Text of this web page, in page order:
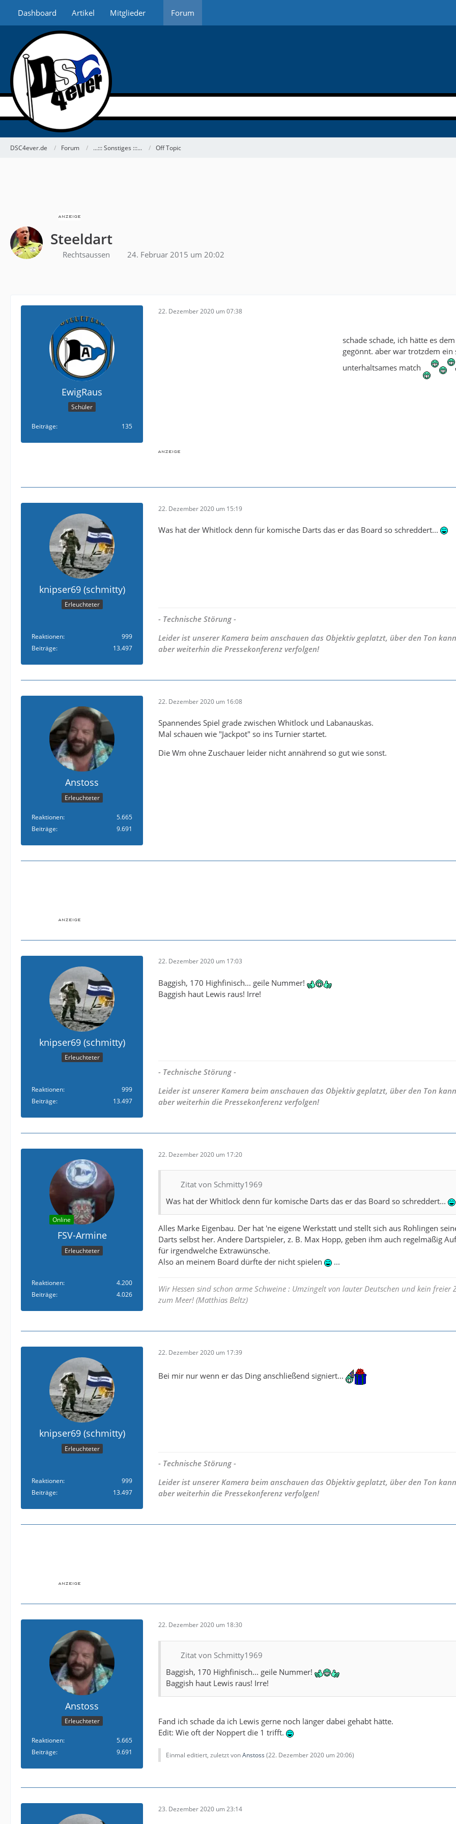
Dashboard Artikel Mitglieder Forum
DSC4ever.de Forum ...::: Sonstiges :::... Off Topic
Steeldart
Rechtsaussen 24. Februar 2015 um 20:02
EwigRaus
Schüler
Beiträge 135
22. Dezember 2020 um 07:38
schade schade, ich hätte es
gegönnt. aber war trotzdem ein
unterhaltsames match
knipser69 (schmitty)
Erleuchteter
Reaktionen
999
Beiträge
13.497
22. Dezember 2020 um 15:19
Was hat der Whitlock denn für komische Darts das er das Board so schreddert...
- Technische Störung -
Leider ist unserer Kamera beim anschauen das Objektiv geplatzt, über den Ton
aber weiterhin die Pressekonferenz verfolgen!
Anstoss
Erleuchteter
Reaktionen
5.665
Beiträge
9.691
22. Dezember 2020 um 16:08
Spannendes Spiel grade zwischen Whitlock und Labanauskas.
Mal schauen wie "Jackpot" so ins Turnier startet.
Die Wm ohne Zuschauer leider nicht annährend so gut wie sonst.
knipser69 (schmitty)
Erleuchteter
Reaktionen
999
Beiträge
13.497
22. Dezember 2020 um 17:03
Baggish, 170 Highfinisch... geile Nummer!
Baggish haut Lewis raus! Irre!
- Technische Störung -
Leider ist unserer Kamera beim anschauen das Objektiv geplatzt, über den Ton
aber weiterhin die Pressekonferenz verfolgen!
Online
FSV-Armine
Erleuchteter
Reaktionen
4.200
Beiträge
4.026
22. Dezember 2020 um 17:20
Zitat von Schmitty1969
Was hat der Whitlock denn für komische Darts das er das Board so schreddert...
Alles Marke Eigenbau. Der hat 'ne eigene Werkstatt und stellt sich aus Rohlingen
Darts selbst her. Andere Dartspieler, z. B. Max Hopp, geben ihm auch regelmäßig
für irgendwelche Extrawünsche.
Also an meinem Board dürfte der nicht spielen
...
Wir Hessen sind schon arme Schweine : Umzingelt von lauter Deutschen und kein freier
zum Meer! (Matthias Beltz)
knipser69 (schmitty)
Erleuchteter
Reaktionen
999
Beiträge
13.497
22. Dezember 2020 um 17:39
Bei mir nur wenn er das Ding anschließend signiert...
- Technische Störung -
Leider ist unserer Kamera beim anschauen das Objektiv geplatzt, über den Ton
aber weiterhin die Pressekonferenz verfolgen!
Anstoss
Erleuchteter
Reaktionen
5.665
Beiträge
9.691
22. Dezember 2020 um 18:30
Zitat von Schmitty1969
Baggish, 170 Highfinisch... geile Nummer!
Baggish haut Lewis raus! Irre!
Fand ich schade da ich Lewis gerne noch länger dabei gehabt hätte.
Edit: Wie oft der Noppert die 1 trifft.
Einmal editiert, zuletzt vonAnstoss (22. Dezember 2020 um 20:06)
23. Dezember 2020 um 23:14